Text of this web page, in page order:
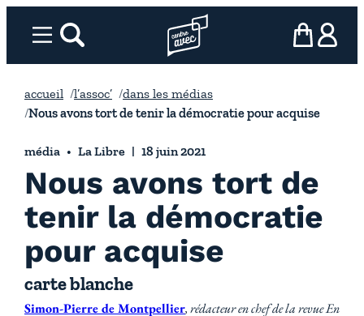
Menurechercher Page d’accueil l’association
mon panier
ma
accueil l’assoc’
dans les médias
Nous avons tort de tenir la démocratie pour acquise
média La Libre 18 juin 2021
Nous avons tort de
tenir la démocratie
pour acquise
carte blanche
Simon-Pierre de Montpellier, rédacteur en chef de la revue En